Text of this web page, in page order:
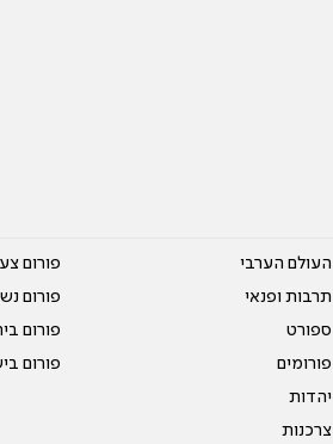
העולם הערבי
תרבות ופנאי
ספורט
פורומים
יהדות
צרכנות
פורום
פורום
פורום
פורום